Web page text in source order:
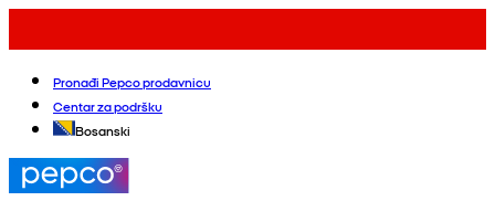
Pronađi Pepco prodavnicu
Centar za podršku
Bosanski